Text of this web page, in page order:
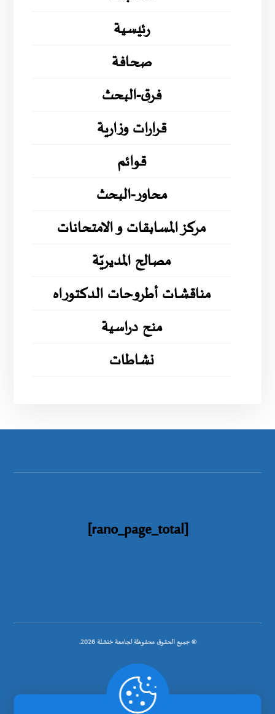
رئيسية
صحافة
فرق-البحث
قرارات وزارية
قوائم
محاور-البحث
مركز المسابقات و الامتحانات
مصالح المديريّة
مناقشات أطروحات الدكتوراه
منح دراسية
نشاطات
[rano_page_total]
© جميع الحقوق محفوظة لجامعة خنشلة 2026.
.